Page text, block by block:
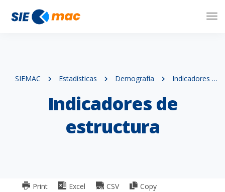
SIEMAC Estadísticas Demografía Indicadores de estructura
Indicadores de
estructura
Print Excel CSV
Copy